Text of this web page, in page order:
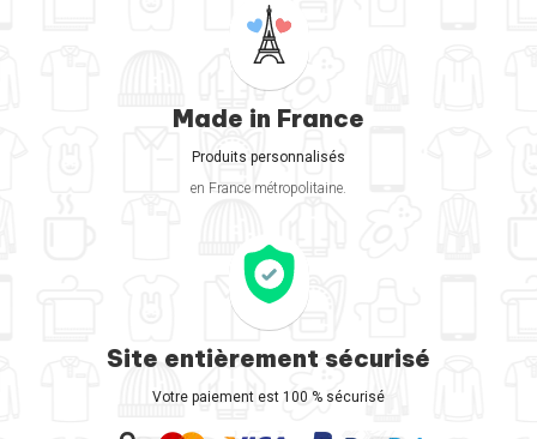
Made in France
Produits personnalisés
en France métropolitaine.
Site entièrement sécurisé
Votre paiement est 100 % sécurisé